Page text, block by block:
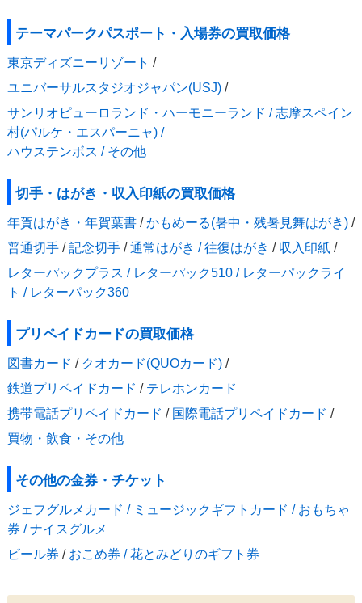
テーマパークパスポート・入場券の買取価格
東京ディズニーリゾート /
ユニバーサルスタジオジャパン(USJ)/
サンリオピューロランド・ハーモニーランド / 志摩スペイン
村(パルケ・エスパーニャ) /
ハウステンボス / その他
切手・はがき・収入印紙の買取価格
年賀はがき・年賀葉書/かもめーる(暑中・残暑見舞はがき)/
普通切手/記念切手/通常はがき / 往復はがき / 収入印紙/
レターパックプラス / レターパック510 / レターパックライ
ト / レターパック360
プリペイドカードの買取価格
図書カード / クオカード(QUOカード)/
鉄道プリペイドカード / テレホンカード
携帯電話プリペイドカード / 国際電話プリペイドカード /
買物・飲食・その他
その他の金券・チケット
ジェフグルメカード / ミュージックギフトカード / おもちゃ
券 / ナイスグルメ
ビール券 / おこめ券 / 花とみどりのギフト券